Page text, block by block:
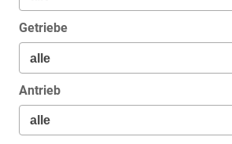
Getriebe
Antrieb